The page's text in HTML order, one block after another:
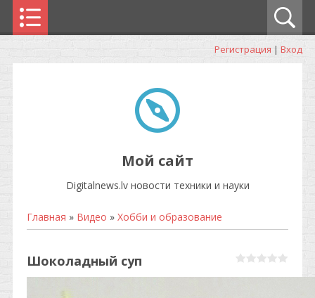
Регистрация | Вход
Мой сайт
Digitalnews.lv новости техники и науки
Главная » Видео » Хобби и образование
Шоколадный суп